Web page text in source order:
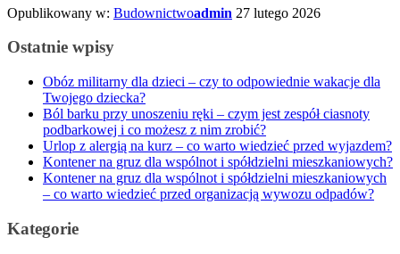
Opublikowany w: Budownictwoadmin 27 lutego 2026
Ostatnie wpisy
Obóz militarny dla dzieci – czy to odpowiednie wakacje dla
Twojego dziecka?
Ból barku przy unoszeniu ręki – czym jest zespół ciasnoty
podbarkowej i co możesz z nim zrobić?
Urlop z alergią na kurz – co warto wiedzieć przed wyjazdem?
Kontener na gruz dla wspólnot i spółdzielni mieszkaniowych?
Kontener na gruz dla wspólnot i spółdzielni mieszkaniowych
– co warto wiedzieć przed organizacją wywozu odpadów?
Kategorie